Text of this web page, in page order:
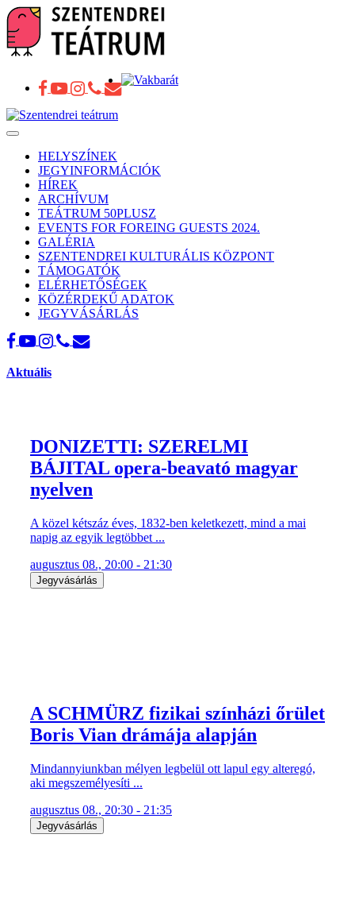
Toggle
navigationHELYSZÍNEK
JEGYINFORMÁCIÓK
HÍREK
ARCHÍVUM
TEÁTRUM 50PLUSZ
EVENTS FOR FOREING GUESTS 2024.
GALÉRIA
SZENTENDREI KULTURÁLIS KÖZPONT
TÁMOGATÓK
ELÉRHETŐSÉGEK
KÖZÉRDEKŰ ADATOK
JEGYVÁSÁRLÁS
Aktuális
DONIZETTI: SZERELMI
BÁJITAL opera-beavató magyar
nyelven
A közel kétszáz éves, 1832-ben keletkezett, mind a mai
napig az egyik legtöbbet ...
augusztus 08., 20:00 - 21:30
Jegyvásárlás
A SCHMÜRZ fizikai színházi őrület
Boris Vian drámája alapján
Mindannyiunkban mélyen legbelül ott lapul egy alteregó,
aki megszemélyesíti ...
augusztus 08., 20:30 - 21:35
Jegyvásárlás